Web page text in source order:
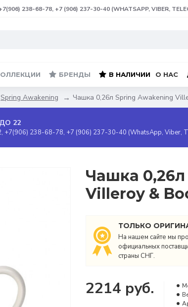
238-68-78, +7 (906) 237-30-40 (WHATSAPP, VIBER,
БРЕНДЫ В НАЛИЧИИ О НАС
Spring Awakening Чашка 0,26л Spring Awakening
22
+7(906) 238-68-78, +7 (906) 237-30-40 (WhatsApp, Viber,
Чашка
Villeroy &
ТОЛЬКО
На нашем сайте мы
официальных
страны СНГ.
2214 руб.